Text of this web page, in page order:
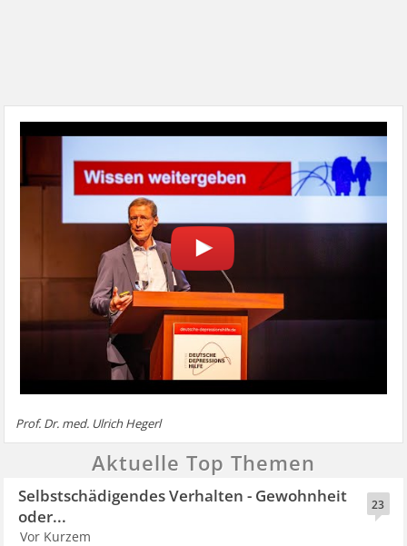
Prof. Dr. med. Ulrich Hegerl
Aktuelle Top Themen
23
Selbstschädigendes Verhalten - Gewohnheit
oder...
Vor Kurzem